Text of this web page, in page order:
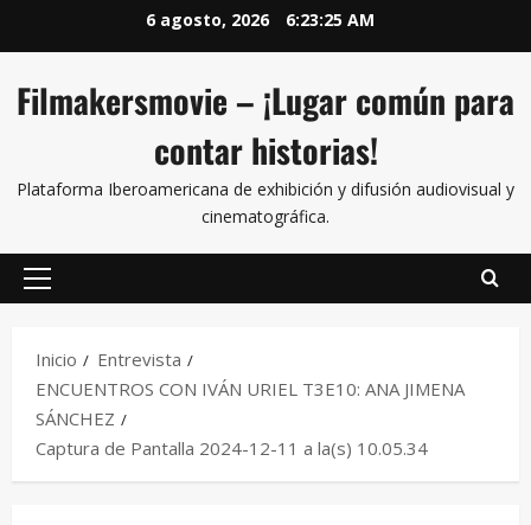
6 agosto, 2026 6:23:26 AM
Filmakersmovie – ¡Lugar común para
contar historias!
Plataforma Iberoamericana de exhibición y difusión audiovisual y
cinematográfica.
Inicio
Entrevista
ENCUENTROS CON IVÁN URIEL T3E10: ANA JIMENA
SÁNCHEZ
Captura de Pantalla 2024-12-11 a la(s) 10.05.34